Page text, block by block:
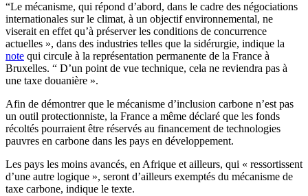
“Le mécanisme, qui répond d’abord, dans le cadre des négociations
internationales sur le climat, à un objectif environnemental, ne
viserait en effet qu’à préserver les conditions de concurrence
actuelles », dans des industries telles que la sidérurgie, indique la
note qui circule à la représentation permanente de la France à
Bruxelles. “ D’un point de vue technique, cela ne reviendra pas à
une taxe douanière ».
Afin de démontrer que le mécanisme d’inclusion carbone n’est pas
un outil protectionniste, la France a même déclaré que les fonds
récoltés pourraient être réservés au financement de technologies
pauvres en carbone dans les pays en développement.
Les pays les moins avancés, en Afrique et ailleurs, qui « ressortissent
d’une autre logique », seront d’ailleurs exemptés du mécanisme de
taxe carbone, indique le texte.